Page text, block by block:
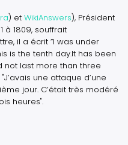
) et WikiAnswers), Président
à 1809, souffrait
il a écrit ”I was under
is the tenth day.It has been
last more than three
"J’avais une attaque d’une
jour. C’était très modéré
heures".